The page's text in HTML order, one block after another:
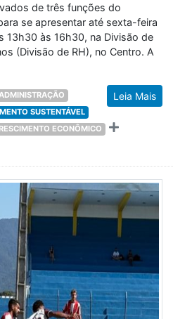
de três funções do
se apresentar até sexta-feira
13h30 às 16h30, na Divisão de
(Divisão de RH), no Centro. A
Leia Mais
SUSTENTÁVEL
ECONÔMICO